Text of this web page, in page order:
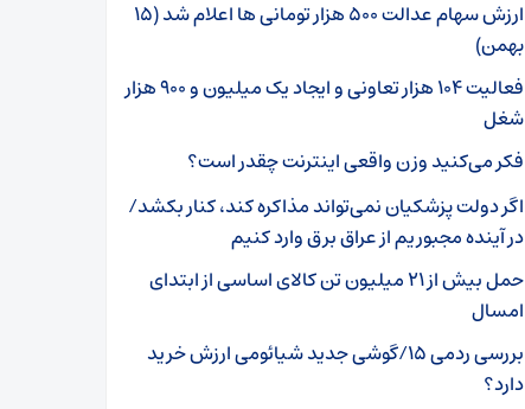
ارزش سهام عدالت ۵۰۰ هزار تومانی ها اعلام شد (۱۵
بهمن)
فعالیت ۱۰۴ هزار تعاونی و ایجاد یک میلیون و ۹۰۰ هزار
شغل
فکر می‌کنید وزن واقعی اینترنت چقدر است؟
اگر دولت پزشکیان نمی‌تواند مذاکره کند، کنار بکشد/
در آینده مجبوریم از عراق برق وارد کنیم
حمل بیش از ۲۱ میلیون تن کالای اساسی از ابتدای
امسال
بررسی ردمی ۱۵/گوشی جدید شیائومی ارزش خرید
دارد؟